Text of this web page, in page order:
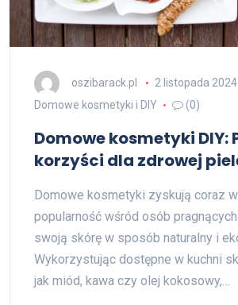
oszibarack.pl
2 listopada 2024
Domowe kosmetyki i DIY
(0)
Domowe kosmetyki DIY:
korzyści dla zdrowej
Domowe kosmetyki zyskują coraz
popularność wśród osób
swoją skórę w sposób naturalny i
Wykorzystując dostępne w kuchni
jak miód, kawa czy olej kokosowy,…